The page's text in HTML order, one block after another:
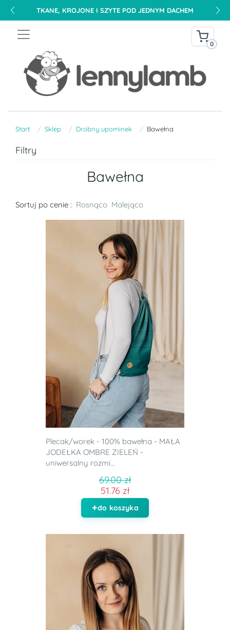
TKANE, KROJONE I SZYTE POD JEDNYM DACHEM
0
Start Sklep Drobny upominek Bawełna
Filtry
Bawełna
Sortuj po cenie : Rosnąco Malejąco
Plecak/worek - 100% bawełna - MAŁA
JODEŁKA OMBRE ZIELEŃ -
uniwersalny rozmi...
69.00 zł
51.76 zł
do koszyka